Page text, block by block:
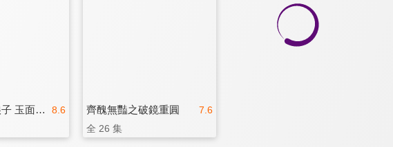
8.6
屠戶家的小娘子 玉面桃花總相逢 7.6
齊醜無豔之破鏡重圓
全 26 集